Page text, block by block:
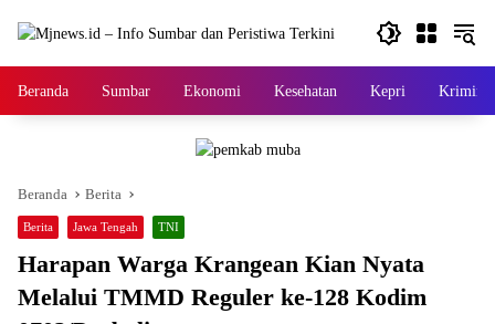
Beranda Sumbar Ekonomi Kesehatan Kepri
Beranda Berita
Berita Jawa Tengah TNI
Harapan Warga Krangean Kian Nyata
Melalui TMMD Reguler ke-128 Kodim